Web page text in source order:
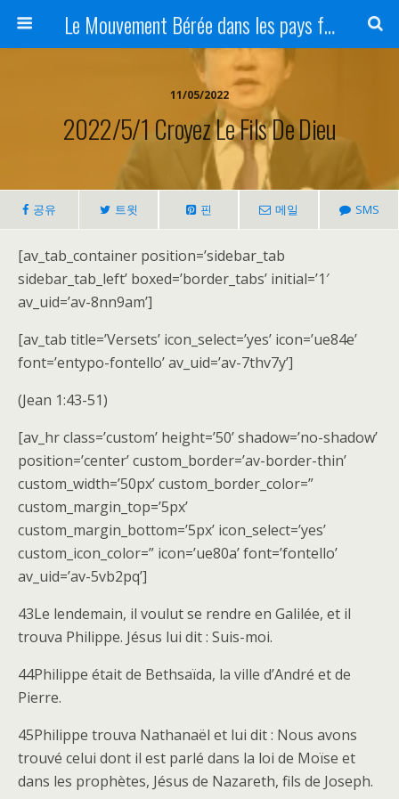
Le Mouvement Bérée dans les pays francophones
11/05/2022
2022/5/1 Croyez Le Fils De Dieu
공유 트윗 핀 메일 SMS
[av_tab_container position=’sidebar_tab
sidebar_tab_left’ boxed=’border_tabs’ initial=’1′
av_uid=’av-8nn9am’]
[av_tab title=’Versets’ icon_select=’yes’ icon=’ue84e’
font=’entypo-fontello’ av_uid=’av-7thv7y’]
(Jean 1:43-51)
[av_hr class=’custom’ height=’50’ shadow=’no-shadow’
position=’center’ custom_border=’av-border-thin’
custom_width=’50px’ custom_border_color=”
custom_margin_top=’5px’
custom_margin_bottom=’5px’ icon_select=’yes’
custom_icon_color=” icon=’ue80a’ font=’fontello’
av_uid=’av-5vb2pq’]
43Le lendemain, il voulut se rendre en Galilée, et il
trouva Philippe. Jésus lui dit : Suis-moi.
44Philippe était de Bethsaïda, la ville d’André et de
Pierre.
45Philippe trouva Nathanaël et lui dit : Nous avons
trouvé celui dont il est parlé dans la loi de Moïse et
dans les prophètes, Jésus de Nazareth, fils de Joseph.